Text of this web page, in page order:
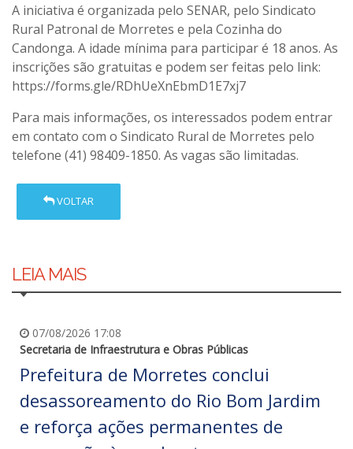
A iniciativa é organizada pelo SENAR, pelo Sindicato
Rural Patronal de Morretes e pela Cozinha do
Candonga. A idade mínima para participar é 18 anos. As
inscrições são gratuitas e podem ser feitas pelo link:
https://forms.gle/RDhUeXnEbmD1E7xj7
Para mais informações, os interessados podem entrar
em contato com o Sindicato Rural de Morretes pelo
telefone (41) 98409-1850. As vagas são limitadas.
VOLTAR
LEIA MAIS
07/08/2026 17:08
Secretaria de Infraestrutura e Obras Públicas
Prefeitura de Morretes conclui
desassoreamento do Rio Bom Jardim
e reforça ações permanentes de